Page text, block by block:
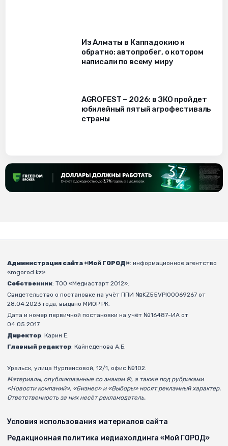
Из Алматы в Каппадокию и
обратно: автопробег, о котором
написали по всему миру
AGROFEST – 2026: в ЗКО пройдет
юбилейный пятый агрофестиваль
страны
Администрация сайта «Мой ГОРОД»: информационное агентство
«mgorod.kz».
Собственник: ТОО «Медиастарт 2012».
Свидетельство о постановке на учёт ППИ №KZ55VPI00069267 от
28.04.2023 года, выдано МИОР РК.
Дата и номер первичной постановки на учёт №16487-ИА от
04.05.2017.
Директор: Карин Е.
Главный редактор: Кайнеденова А.Б.
Уральск, улица Нурпеисовой, 12/1, офис №102.
Материалы, опубликованные со знаком ®, а также под рубриками
«Новости компаний», «Бизнес» и «Выборы» носят рекламный характер.
Ответственность за них несёт рекламодатель.
Условия использования материалов сайта
Редакционная политика медиахолдинга «Мой ГОРОД»